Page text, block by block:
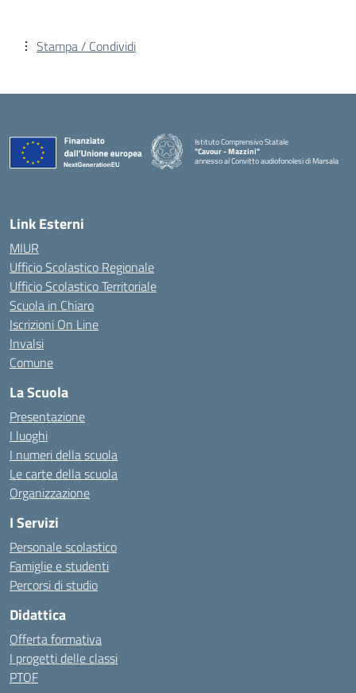
Stampa / Condividi
Istituto Comprensivo Statale
"Cavour - Mazzini"
annesso al Convitto audiofonolesi di Marsala
Link Esterni
MIUR
Ufficio Scolastico Regionale
Ufficio Scolastico Territoriale
Scuola in Chiaro
Iscrizioni On Line
Invalsi
Comune
La Scuola
Presentazione
I luoghi
I numeri della scuola
Le carte della scuola
Organizzazione
I Servizi
Personale scolastico
Famiglie e studenti
Percorsi di studio
Didattica
Offerta formativa
I progetti delle classi
PTOF